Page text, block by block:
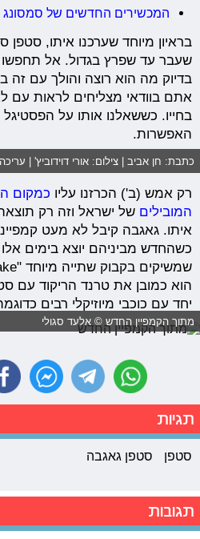
המכשירים החדשים של סמסונג
בראיון מיוחד שערכנו איתו,
שעבר עד שפרץ בגדול. אל תחפשו
בדיוק מה הוא רוצה והולך עם
אתם בוודאי מצליחים לראות עם
בחייו. כששאלנו אותו על
האפשרות.
כתבת: חן אביב | צילום: אורי דוידוביץ' |
רק אמש (ב') הכרזנו עליו
המובילים של ישראל וזה רק
איתו. גאגבה קיבל לא מעט
כשהחדש מביניהם יוצא בימים
הוא כמובן את טרנד הריקוד עם
יחד עם כוכבי מיוזיקלי רבים
מתוך הקמפיין החדש © אלעד סגולי
תגיות
סטפן סטפן גאגבה
תגובות